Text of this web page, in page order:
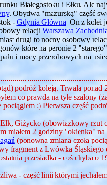
Białegostoku i Ełku. Ale
. Obydwa "mazurską" część
- Gdynia Główna. On z kolei
relacji Warszawa Zachodnia
drugi to nocny osobowy
które na peronie 2
i mocy przerobowych na
podróż koleją. Trwała
co prawda na tyle szalony
:) Pierwsza część
Giżycko (obowiązkowy
miałem 2 godziny "okienka"
(ponowna zmiana czoła
fragment z Lwówka Śląskiego
przesiadka - coś chyba o
- część linii którymi